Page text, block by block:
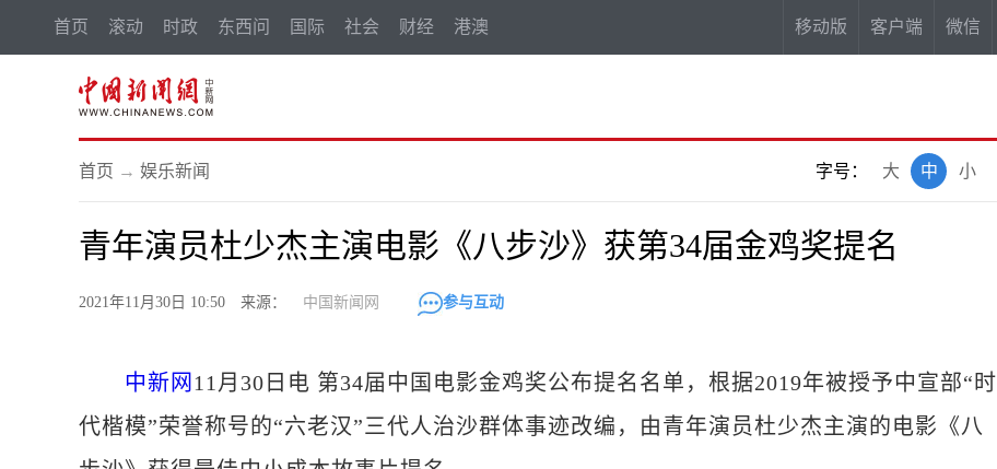
首页 滚动 时政 东西问 国际 社会 财经 港澳 移动版 客户端 微信
首页 → 娱乐新闻 字号： 小
中
大
青年演员杜少杰主演电影《八步沙》获第34届金鸡奖提名
2021年11月30日 10:50 来源： 中国新闻网 参与互动
中新网 11月30日电 第34届中国电影金鸡奖公布提名名单，根据2019年被授予中宣部“时
代楷模”荣誉称号的“六老汉”三代人治沙群体事迹改编，由青年演员杜少杰主演的电影《八